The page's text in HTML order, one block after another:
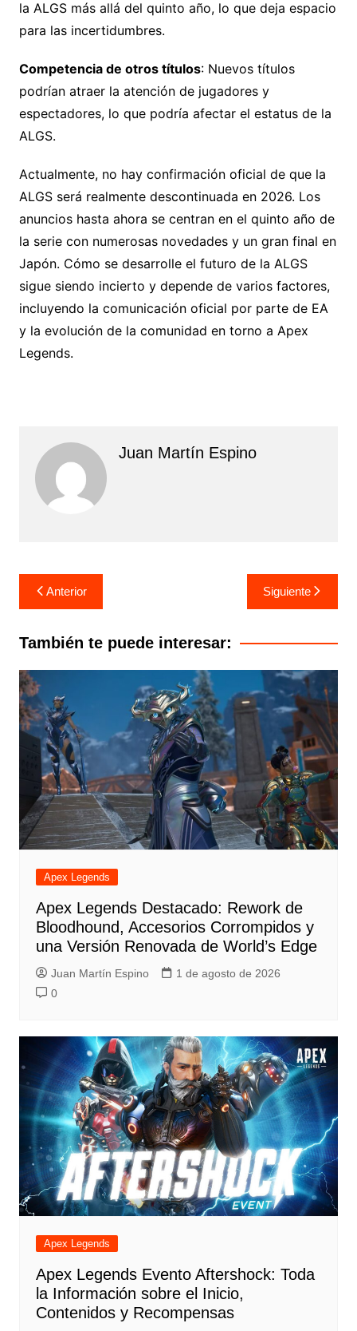
la ALGS más allá del quinto año, lo que deja espacio
para las incertidumbres.
Competencia de otros títulos: Nuevos títulos
podrían atraer la atención de jugadores y
espectadores, lo que podría afectar el estatus de la
ALGS.
Actualmente, no hay confirmación oficial de que la
ALGS será realmente descontinuada en 2026. Los
anuncios hasta ahora se centran en el quinto año de
la serie con numerosas novedades y un gran final en
Japón. Cómo se desarrolle el futuro de la ALGS
sigue siendo incierto y depende de varios factores,
incluyendo la comunicación oficial por parte de EA
y la evolución de la comunidad en torno a Apex
Legends.
Juan Martín Espino
Navegación
de
entradas
Anterior Siguiente
También te puede interesar:
Apex Legends
Apex Legends Destacado: Rework de
Bloodhound, Accesorios Corrompidos y
una Versión Renovada de World’s Edge
Juan Martín Espino
1 de agosto de 2026
0
Apex Legends
Apex Legends Evento Aftershock: Toda
la Información sobre el Inicio,
Contenidos y Recompensas